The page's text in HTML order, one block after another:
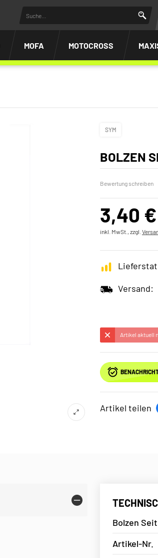
MOFA MOTOCROSS
SYM
BOLZEN
Bewertung schreiben
3,40 €
inkl. MwSt., zzgl.
Versand:
Artikel aktuell
Artikel teilen
Bolzen
Artikel-Nr.